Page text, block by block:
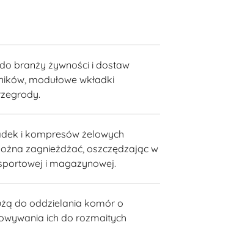
branży żywności i dostaw
modułowe wkładki
i kompresów żelowych
zagnieżdżać, oszczędzając w
i magazynowej.
do oddzielania komór o
ich do rozmaitych